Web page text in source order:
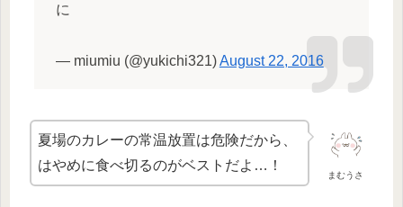
に
— miumiu (@yukichi321)August 22, 2016
まむうさ
夏場のカレーの常温放置は危険だから、
はやめに食べ切るのがベストだよ…！